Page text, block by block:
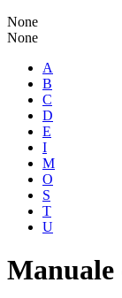
None
None
A
B
C
D
E
I
M
O
S
T
U
Manuale